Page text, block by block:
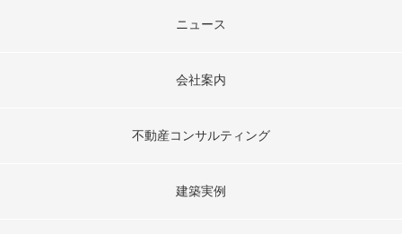
ニュース
会社案内
不動産コンサルティング
建築実例